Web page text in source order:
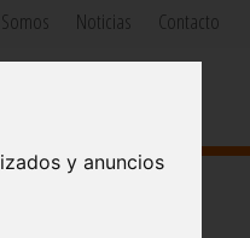
y anuncios
Noticias Contacto